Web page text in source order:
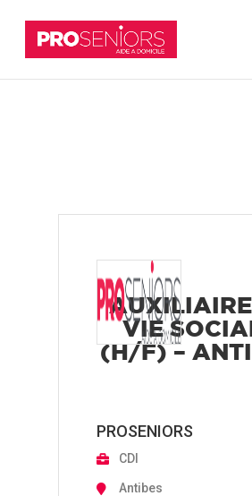
VIE
(H/F) –
PROSENIORS
CDI
Antibes